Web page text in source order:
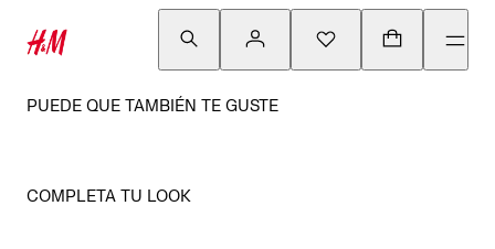
PUEDE QUE TAMBIÉN TE GUSTE
COMPLETA TU LOOK